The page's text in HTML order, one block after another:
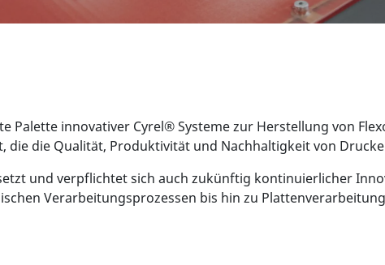
Palette innovativer Cyrel® Systeme zur Herstellung von
die die Qualität, Produktivität und Nachhaltigkeit von
und verpflichtet sich auch zukünftig kontinuierlicher
Verarbeitungsprozessen bis hin zu